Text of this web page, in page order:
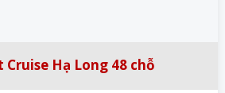
Cruise Hạ Long 48 chỗ